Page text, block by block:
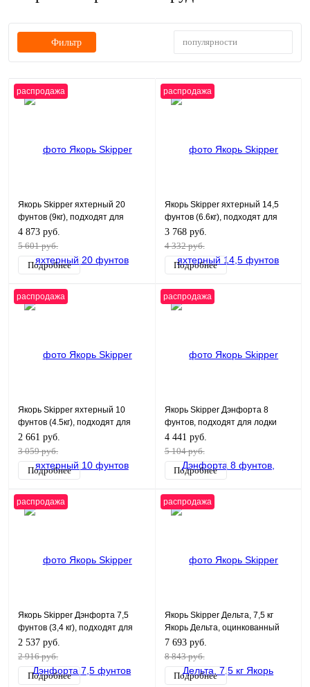
Фильтр популярности
распродажа
Якорь Skipper яхтерный 20
фунтов (9кг), подходят для
лодки длиной 32-41 футов
4 873 руб.
5 601 руб.
Подробнее
распродажа
Якорь Skipper яхтерный 14,5
фунтов (6.6кг), подходят для
лодки длиной 24-31 футов
3 768 руб.
4 332 руб.
Подробнее
распродажа
Якорь Skipper яхтерный 10
фунтов (4.5кг), подходят для
лодки длиной 23 футов
2 661 руб.
3 059 руб.
Подробнее
распродажа
Якорь Skipper Дэнфорта 8
фунтов, подходят для лодки
длиной 21 фут
4 441 руб.
5 104 руб.
Подробнее
распродажа
Якорь Skipper Дэнфорта 7,5
фунтов (3,4 кг), подходят для
лодки длиной 25 футов
2 537 руб.
2 916 руб.
Подробнее
распродажа
Якорь Skipper Дельта, 7,5 кг
Якорь Дельта, оцинкованный
7 693 руб.
8 843 руб.
Подробнее